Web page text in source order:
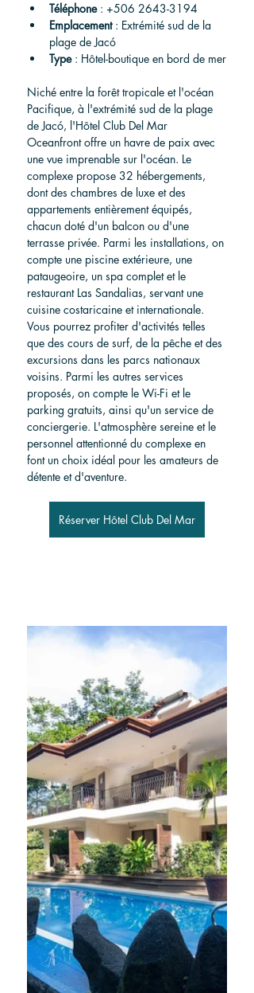
Téléphone : +506 2643-3194
Emplacement : Extrémité sud de la
plage de Jacó
Type : Hôtel-boutique en bord de mer
Niché entre la forêt tropicale et l'océan
Pacifique, à l'extrémité sud de la plage
de Jacó, l'Hôtel Club Del Mar
Oceanfront offre un havre de paix avec
une vue imprenable sur l'océan. Le
complexe propose 32 hébergements,
dont des chambres de luxe et des
appartements entièrement équipés,
chacun doté d'un balcon ou d'une
terrasse privée. Parmi les installations, on
compte une piscine extérieure, une
pataugeoire, un spa complet et le
restaurant Las Sandalias, servant une
cuisine costaricaine et internationale.
Vous pourrez profiter d'activités telles
que des cours de surf, de la pêche et des
excursions dans les parcs nationaux
voisins. Parmi les autres services
proposés, on compte le Wi-Fi et le
parking gratuits, ainsi qu'un service de
conciergerie. L'atmosphère sereine et le
personnel attentionné du complexe en
font un choix idéal pour les amateurs de
détente et d'aventure.
Réserver Hôtel Club Del Mar